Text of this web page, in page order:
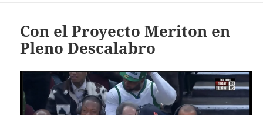
Con el Proyecto Meriton en
Pleno Descalabro